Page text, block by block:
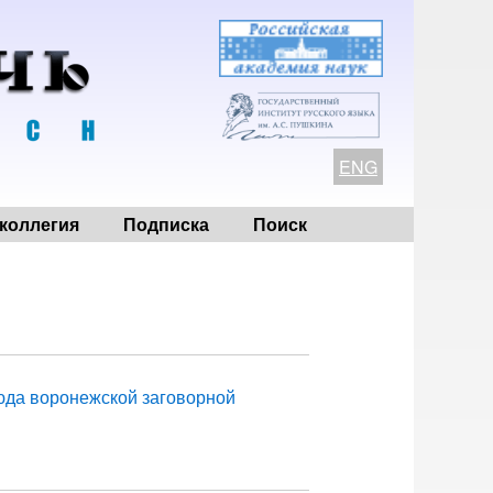
ENG
Подписка Поиск
воронежской заговорной